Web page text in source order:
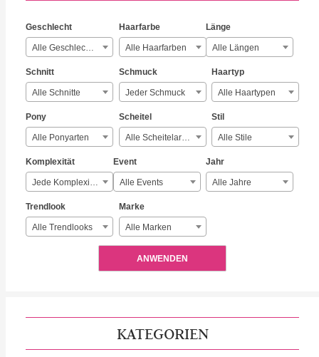
Geschlecht
Alle Geschlechter
Haarfarbe
Alle Haarfarben
Länge
Alle Längen
Schnitt
Alle Schnitte
Schmuck
Jeder Schmuck
Haartyp
Alle Haartypen
Pony
Alle Ponyarten
Scheitel
Alle Scheitelarten
Stil
Alle Stile
Komplexität
Jede Komplexität
Event
Alle Events
Jahr
Alle Jahre
Trendlook
Alle Trendlooks
Marke
Alle Marken
ANWENDEN
KATEGORIEN